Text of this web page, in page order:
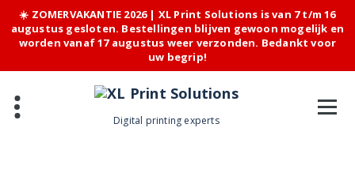
☀️ ZOMERVAKANTIE 2026 | XL Print Solutions is van 7 t/m 16
augustus gesloten. Bestellingen blijven gewoon mogelijk en
worden vanaf 17 augustus weer verzonden. Bedankt voor
uw begrip!
content
Digital printing experts